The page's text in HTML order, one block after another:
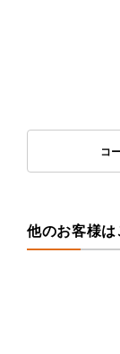
コ
他のお客様